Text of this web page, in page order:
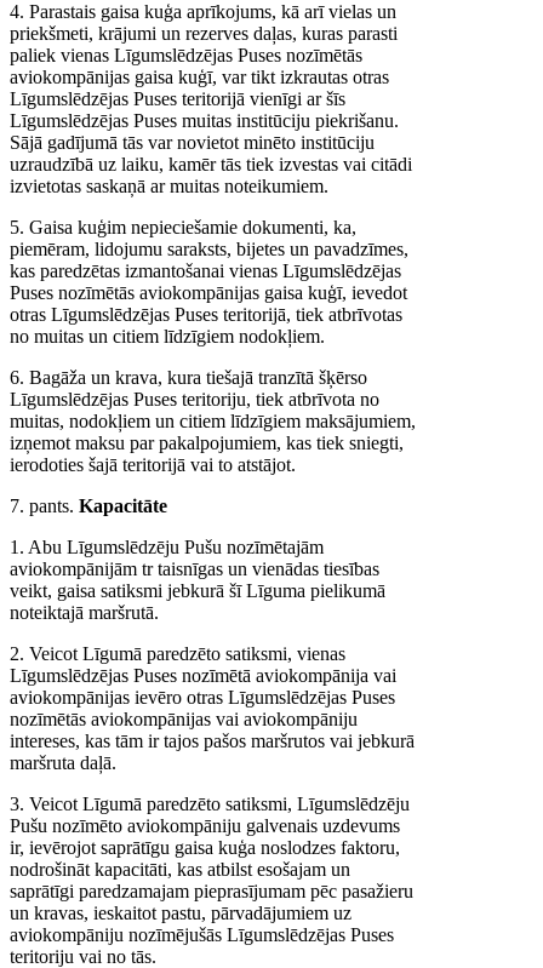
4. Parastais gaisa kuģa aprīkojums, kā arī vielas un
priekšmeti, krājumi un rezerves daļas, kuras parasti
paliek vienas Līgumslēdzējas Puses nozīmētās
aviokompānijas gaisa kuģī, var tikt izkrautas otras
Līgumslēdzējas Puses teritorijā vienīgi ar šīs
Līgumslēdzējas Puses muitas institūciju piekrišanu.
Sājā gadījumā tās var novietot minēto institūciju
uzraudzībā uz laiku, kamēr tās tiek izvestas vai citādi
izvietotas saskaņā ar muitas noteikumiem.
5. Gaisa kuģim nepieciešamie dokumenti, ka,
piemēram, lidojumu saraksts, bijetes un pavadzīmes,
kas paredzētas izmantošanai vienas Līgumslēdzējas
Puses nozīmētās aviokompānijas gaisa kuģī, ievedot
otras Līgumslēdzējas Puses teritorijā, tiek atbrīvotas
no muitas un citiem līdzīgiem nodokļiem.
6. Bagāža un krava, kura tiešajā tranzītā šķērso
Līgumslēdzējas Puses teritoriju, tiek atbrīvota no
muitas, nodokļiem un citiem līdzīgiem maksājumiem,
izņemot maksu par pakalpojumiem, kas tiek sniegti,
ierodoties šajā teritorijā vai to atstājot.
7. pants. Kapacitāte
1. Abu Līgumslēdzēju Pušu nozīmētajām
aviokompānijām tr taisnīgas un vienādas tiesības
veikt, gaisa satiksmi jebkurā šī Līguma pielikumā
noteiktajā maršrutā.
2. Veicot Līgumā paredzēto satiksmi, vienas
Līgumslēdzējas Puses nozīmētā aviokompānija vai
aviokompānijas ievēro otras Līgumslēdzējas Puses
nozīmētās aviokompānijas vai aviokompāniju
intereses, kas tām ir tajos pašos maršrutos vai jebkurā
maršruta daļā.
3. Veicot Līgumā paredzēto satiksmi, Līgumslēdzēju
Pušu nozīmēto aviokompāniju galvenais uzdevums
ir, ievērojot saprātīgu gaisa kuģa noslodzes faktoru,
nodrošināt kapacitāti, kas atbilst esošajam un
saprātīgi paredzamajam pieprasījumam pēc pasažieru
un kravas, ieskaitot pastu, pārvadājumiem uz
aviokompāniju nozīmējušās Līgumslēdzējas Puses
teritoriju vai no tās.